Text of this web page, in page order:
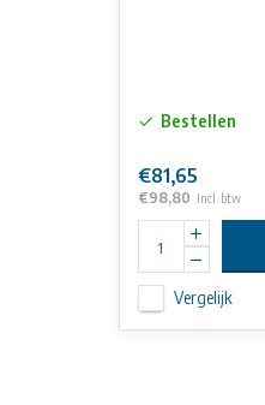
Bestellen
€81,65
€98,80 Incl. btw
Vergelijk